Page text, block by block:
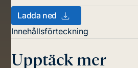
Ladda ned
Innehållsförteckning
Upptäck mer